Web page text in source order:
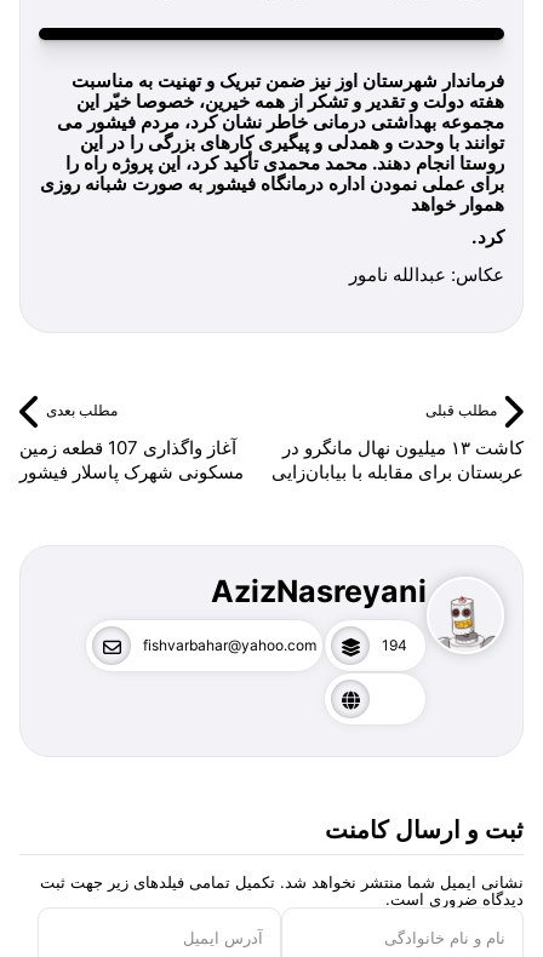
فرماندار شهرستان اوز نیز ضمن تبریک و تهنیت به مناسبت
هفته دولت و تقدیر و تشکر از همه خیرین، خصوصا خیّر این
مجموعه بهداشتی درمانی خاطر نشان کرد، مردم فیشور می
توانند با وحدت و همدلی و پیگیری کارهای بزرگی را در این
روستا انجام دهند. محمد محمدی تأکید کرد، این پروژه راه را
برای عملی نمودن اداره درمانگاه فیشور به صورت شبانه روزی
هموار خواهد
کرد.
عکاس: عبدالله نامور
مطلب قبلی
کاشت ۱۳ میلیون نهال مانگرو در
عربستان برای مقابله با بیابان‌زایی
مطلب بعدی
آغاز واگذاری 107 قطعه زمین
مسکونی شهرک پاسلار فیشور
AzizNasreyani
194
fishvarbahar@yahoo.com
ثبت و ارسال کامنت
نشانی ایمیل شما منتشر نخواهد شد. تکمیل تمامی فیلد‌های زیر جهت ثبت
دیدگاه ضروری است.
نام و نام خانوادگی
آدرس ایمیل